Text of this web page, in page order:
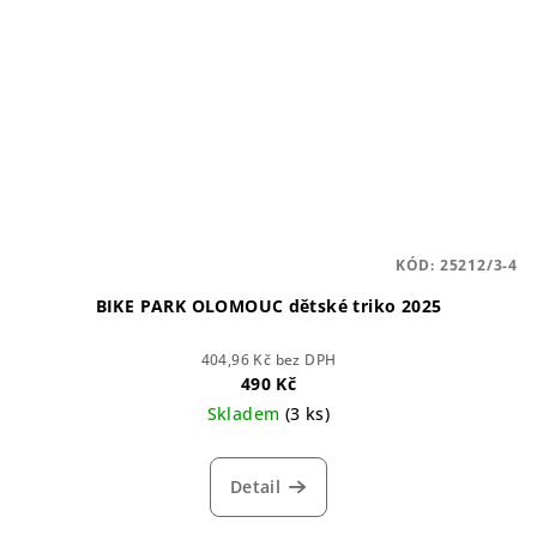
BIKE PARK OLOMOUC dětské triko 2025
404,96 Kč bez DPH
490 Kč
Skladem (3 ks)
Detail
KÓD: 25212/3-4